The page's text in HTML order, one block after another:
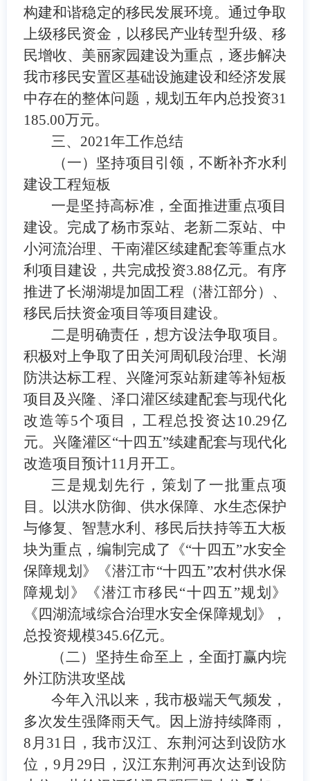
构建和谐稳定的移民发展环境。 通过争取
上级移民资金，以移民产业转型升级、移
民增收、美丽家园建设为重点，逐步解决
我市移民安置区基础设施建设和经济发展
中存在的整体问题 ， 规划五年内总投资31
185.00万元。
三、 2021年工作总结
（一）坚持项目引领，不断补齐水利
建设工程短板
一是坚持高标准，全面推进重点项目
建设。 完成了杨市泵站、老新二泵站、中
小河流治理、 干南灌区续建配套等重点水
利项目建设，共完成投资3.88亿元。有序
推进了长湖湖堤加固工程（潜江部分）、
移民后扶资金项目等项目建设。
二是明确责任，想方设法争取项目。
积极对上争取了田关河周矶段治理、长湖
防洪达标工程、兴隆河泵站新建等补短板
项目及兴隆、泽口灌区续建配套与现代化
改造等5个项目，工程总投资达10.29亿
元。兴隆灌区“十四五”续建配套与现代化
改造项目预计11月开工。
三是规划先行，策划了一批重点项
目。以洪水防御、供水保障、水生态保护
与修复、智慧水利、移民后扶持等五大板
块为重点，编制完成了《“十四五”水安全
保障规划》《潜江市“十四五”农村供水保
障规划》《潜江市移民“十四五”规划》
《四湖流域综合治理水安全保障规划》，
总投资规模345.6亿元。
（二） 坚持生命至上，全面打赢内垸
外江防洪攻坚战
今年入汛以来，我市极端天气频发，
多次发生强降雨天气。因上游持续降雨，
8 月 31 日，我市汉江、东荆河达到设防水
位，9 月 29 日，汉江东荆河再次达到设防